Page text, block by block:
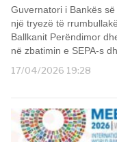
Guvernatori i Bankës
një tryezë të
Ballkanit Perëndimor
në zbatimin e SEPA-s
17/04/2026 19:28